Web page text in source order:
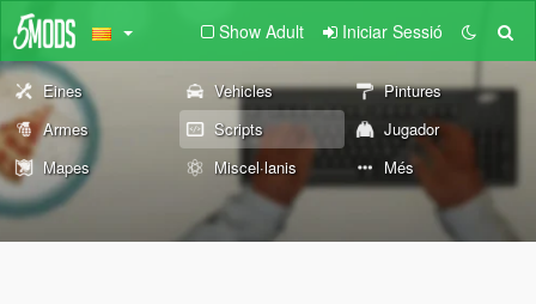
Show Adult Iniciar Sessió
Eines Vehicles
Pintures
Armes
Scripts
Jugador
Mapes
Miscel·lanis Més